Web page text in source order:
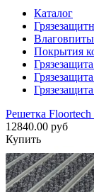
Каталог
Покрытия
Решетка
12840.00 руб
Купить